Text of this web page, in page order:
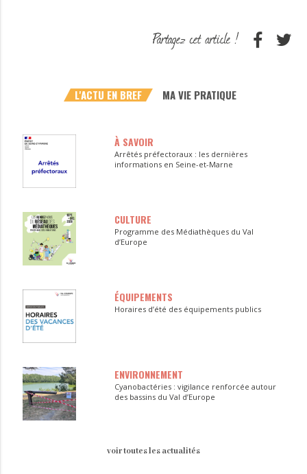
L'ACTU EN BREF MA VIE PRATIQUE
À SAVOIR
Arrêtés préfectoraux : les dernières
informations en Seine-et-Marne
CULTURE
Programme des Médiathèques du Val
d’Europe
ÉQUIPEMENTS
Horaires d’été des équipements publics
ENVIRONNEMENT
Cyanobactéries : vigilance renforcée autour
des bassins du Val d’Europe
voir toutes les actualités